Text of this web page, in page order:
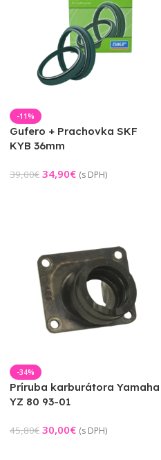
-11%
Gufero + Prachovka SKF
KYB 36mm
39,00€ 34,90€ (s DPH)
-34%
Príruba karburátora Yamaha
YZ 80 93-01
45,80€ 30,00€ (s DPH)